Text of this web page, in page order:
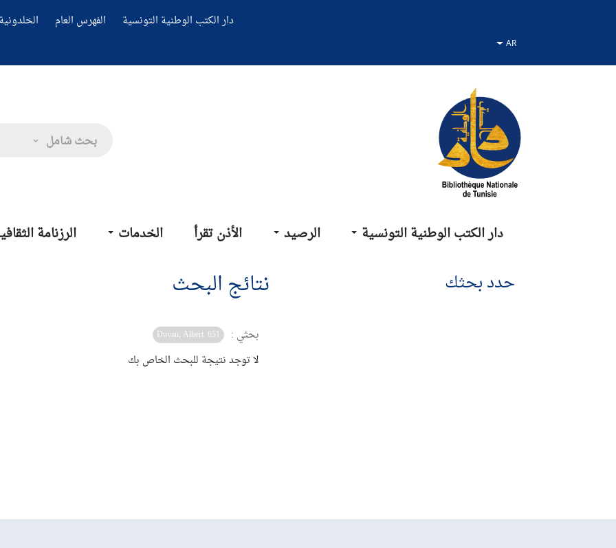
دار الكتب الوطنية التونسية الفهرس العام
بحث شامل
دار الكتب الوطنية التونسية الرصيد الأذن تقرأ الخدمات الرزنامة
نتائج البحث
بحثي : Duvau, Albert. 651
لا توجد نتيجة للبحث الخاص بك
حدد بحثك